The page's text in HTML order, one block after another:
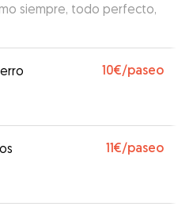
siempre, todo perfecto,
10€/paseo
11€/paseo